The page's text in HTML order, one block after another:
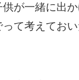
が一緒に出
て考えてお